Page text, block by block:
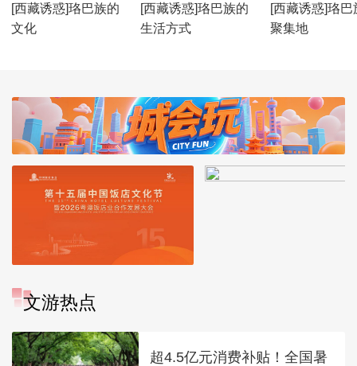
[西藏诱惑]珞巴族的
文化
[西藏诱惑]珞巴族的
生活方式
[西藏诱惑]珞巴
聚集地
文游热点
超4.5亿元消费补贴！全国暑